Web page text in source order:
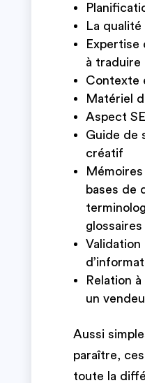
La
Expertise
à traduire
Contexte
Matériel
Aspect
Guide de
créatif
bases de
glossaires
Relation
un
Aussi
paraître,
toute la